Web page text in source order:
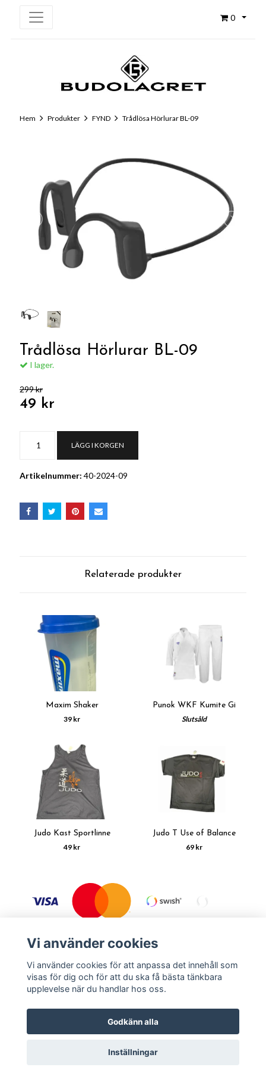
0
Hem Produkter FYND Trådlösa Hörlurar BL-09
Trådlösa Hörlurar BL-09
I lager.
299 kr
49 kr
LÄGG I KORGEN
Artikelnummer: 40-2024-09
Relaterade produkter
Maxim Shaker
39 kr
Punok WKF Kumite Gi
Slutsåld
Judo Kast Sportlinne
49 kr
Judo T Use of Balance
69 kr
Köpvillkor Kontakt
© Copyright Budolagret 2026
Vi använder cookies
Vi använder cookies för att anpassa det innehåll som
visas för dig och för att du ska få bästa tänkbara
upplevelse när du handlar hos oss.
Godkänn alla
Inställningar